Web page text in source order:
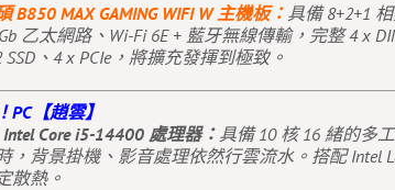
B850 MAX GAMING WIFI W 主機板：具備 8+2+1
乙太網路、Wi-Fi 6E + 藍牙無線傳輸，完整 4 x
SSD、4 x PCIe，將擴充發揮到極致。
PC【趙雲】
Core i5-14400 處理器： 具備 10 核 16 緒的多
，背景掛機、影音處理依然行雲流水。搭配 Intel
散熱。